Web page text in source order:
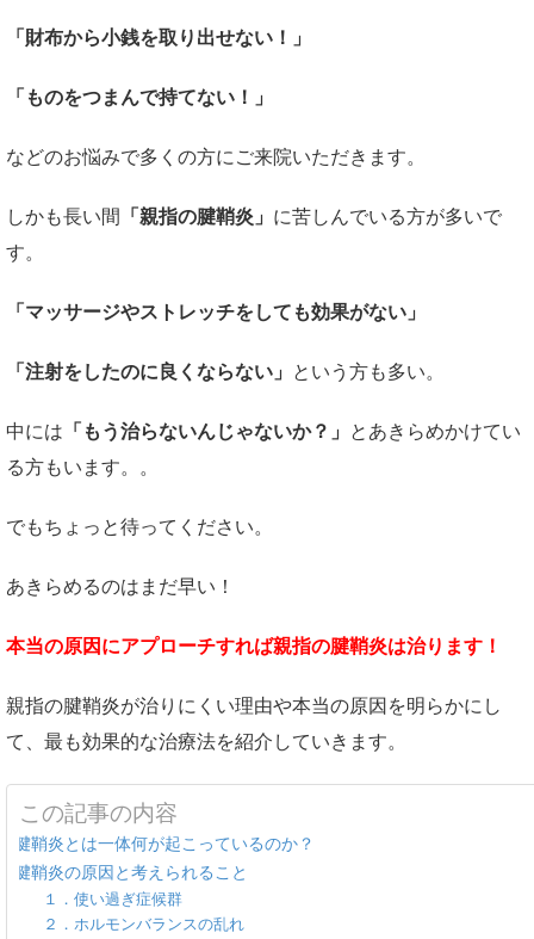
「財布から小銭を取り出せない！」
「ものをつまんで持てない！」
などのお悩みで多くの方にご来院いただきます。
しかも長い間 「親指の腱鞘炎」 に苦しんでいる方が多いで
す。
「マッサージやストレッチをしても効果がない」
「注射をしたのに良くならない」 という方も多い。
中には 「もう治らないんじゃないか？」
とあきらめかけてい
る方もいます。。
でもちょっと待ってください。
あきらめるのはまだ早い！
本当の原因にアプローチすれば親指の腱鞘炎は治ります！
親指の腱鞘炎が治りにくい理由や本当の原因を明らかにし
て、最も効果的な治療法を紹介していきます。
この記事の内容
腱鞘炎とは一体何が起こっているのか？
腱鞘炎の原因と考えられること
１．使い過ぎ症候群
２．ホルモンバランスの乱れ